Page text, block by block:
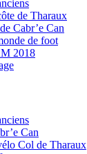
de Tharaux
Cabr’e Can
de foot
2018
Can
Col de Tharaux